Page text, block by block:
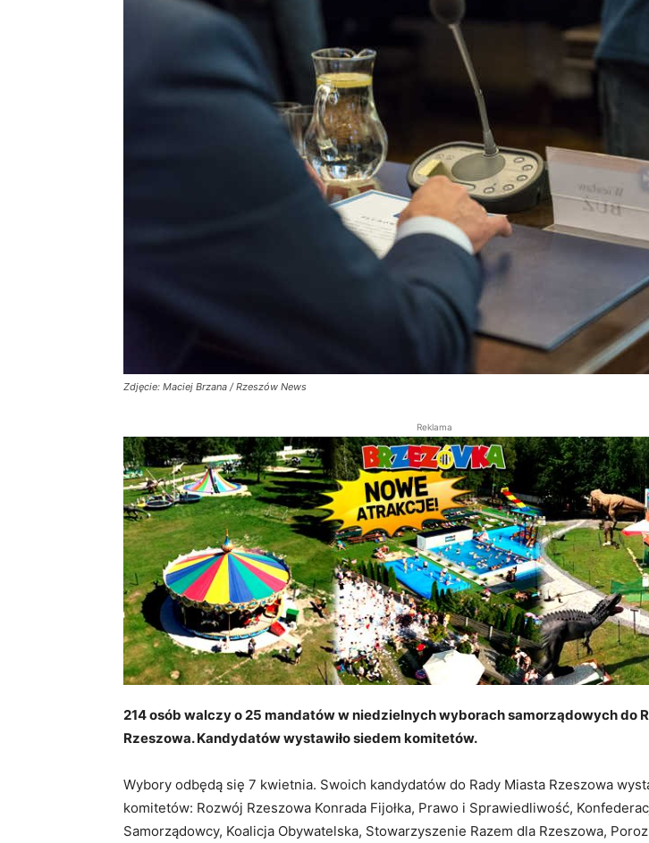
Zdjęcie: Maciej Brzana / Rzeszów News
Reklama
214 osób walczy o 25 mandatów w niedzielnych wyborach samorządowych do
Rzeszowa. Kandydatów wystawiło siedem komitetów.
Wybory odbędą się 7 kwietnia. Swoich kandydatów do Rady Miasta Rzeszowa
komitetów: Rozwój Rzeszowa Konrada Fijołka, Prawo i Sprawiedliwość,
Samorządowcy, Koalicja Obywatelska, Stowarzyszenie Razem dla Rzeszowa,